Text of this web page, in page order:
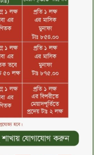
দিয়ে ভারতে অবৈধ
বাংলাদেশি নারী